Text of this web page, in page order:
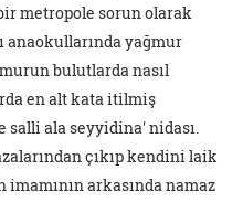
metropole sorun olarak
anaokullarında yağmur
bulutlarda nasıl
en alt kata itilmiş
ala seyyidina' nidası.
çıkıp kendini laik
arkasında namaz